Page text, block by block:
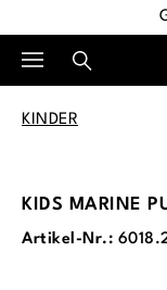
KINDER
KIDS MARINE
Artikel-Nr.: